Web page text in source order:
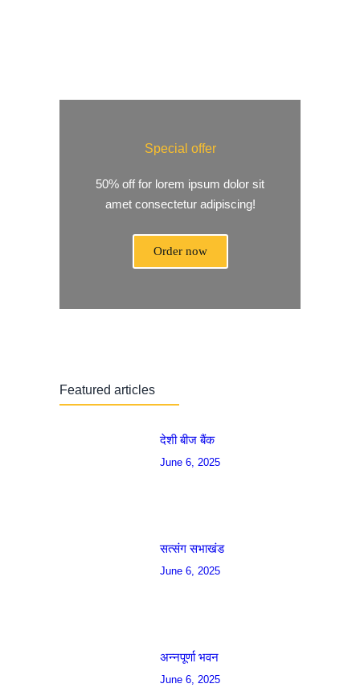
Special offer
50% off for lorem ipsum dolor sit
amet consectetur adipiscing!
Order now
Featured articles
देशी बीज बैंक
June 6, 2025
सत्संग सभाखंड
June 6, 2025
अन्नपूर्णा भवन
June 6, 2025